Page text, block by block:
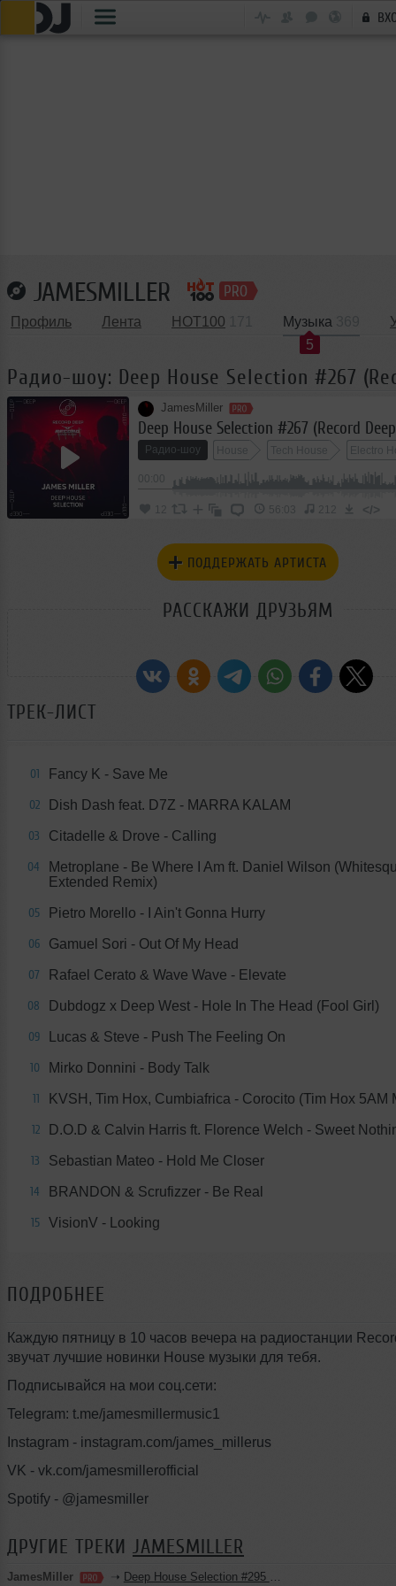
JAMESMILLER
Профиль Лента HOT100
Музыка
5
Радио-шоу: Deep House Selection #267
JamesMiller
Deep House Selection #267 (Record
Радио-шоу House Tech House Electro
12 56:03 212 </>
ПОДДЕРЖАТЬ АРТИСТА
РАССКАЖИ ДРУЗЬЯМ
ТРЕК-ЛИСТ
01 Fancy K - Save Me
02 Dish Dash feat. D7Z - MARRA KALAM
03 Citadelle & Drove - Calling
04
Metroplane - Be Where I Am ft. Daniel Wilson
Extended Remix)
05 Pietro Morello - I Ain't Gonna Hurry
06 Gamuel Sori - Out Of My Head
07 Rafael Cerato & Wave Wave - Elevate
08 Dubdogz x Deep West - Hole In The Head (Fool Girl)
09 Lucas & Steve - Push The Feeling On
10 Mirko Donnini - Body Talk
11 KVSH, Tim Hox, Cumbiafrica - Corocito (Tim Hox 5AM
12 D.O.D & Calvin Harris ft. Florence Welch - Sweet
13 Sebastian Mateo - Hold Me Closer
14 BRANDON & Scrufizzer - Be Real
15 VisionV - Looking
ПОДРОБНЕЕ
Каждую пятницу в 10 часов вечера на радиостанции
звучат лучшие новинки House музыки для тебя.
Подписывайся на мои соц.сети:
Telegram: t.me/jamesmillermusic1
Instagram - instagram.com/james_millerus
VK - vk.com/jamesmillerofficial
Spotify - @jamesmiller
ДРУГИЕ ТРЕКИ JAMESMILLER
JamesMiller ➝ Deep House Selection #295 (Record Deep)